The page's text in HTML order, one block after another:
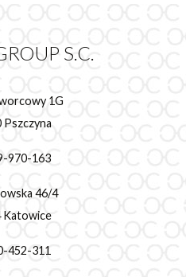
S.C.
1G
Pszczyna
970-163
46/4
Katowice
452-311